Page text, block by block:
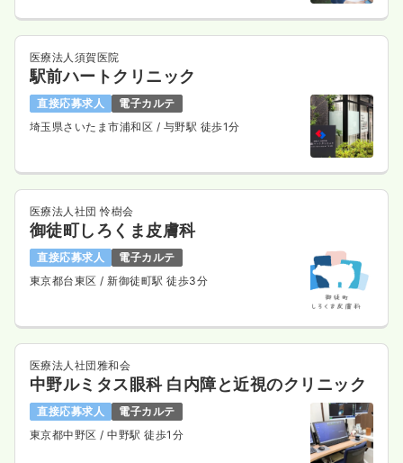
医療法人須賀医院
駅前ハートクリニック
直接応募求人
電子カルテ
埼玉県さいたま市浦和区 / 与野駅 徒歩1分
医療法人社団 怜樹会
御徒町しろくま皮膚科
直接応募求人
電子カルテ
東京都台東区/ 新御徒町駅 徒歩3分
医療法人社団雅和会
中野ルミタス眼科 白内障と近視のクリニック
直接応募求人
電子カルテ
東京都中野区/ 中野駅 徒歩1分